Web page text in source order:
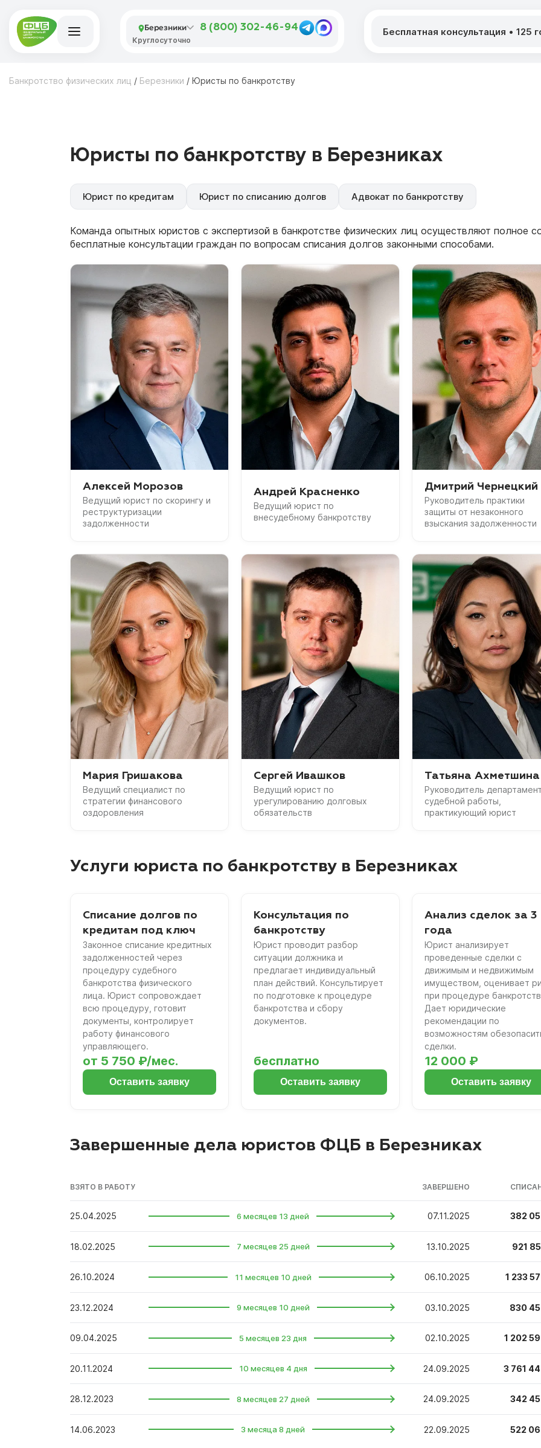
Березники 8 (800) 302-46-94
Круглосуточно
Бесплатная консультация • 125
Банкротство физических лиц / Березники / Юристы по банкротству
Юристы по банкротству в Березниках
Юрист по кредитам Юрист по списанию долгов Адвокат по банкротству
Команда опытных юристов с экспертизой в банкротстве физических лиц осуществляют полное
бесплатные консультации граждан по вопросам списания долгов законными способами.
Алексей Морозов
Ведущий юрист по скорингу и
реструктуризации
задолженности
Андрей Красненко
Ведущий юрист по
внесудебному банкротству
Дмитрий Чернецкий
Руководитель практики
защиты от незаконного
взыскания задолженности
Мария Гришакова
Ведущий специалист по
стратегии финансового
оздоровления
Сергей Ивашков
Ведущий юрист по
урегулированию долговых
обязательств
Татьяна Ахметшина
Руководитель
судебной работы,
практикующий юрист
Услуги юриста по банкротству в Березниках
Списание долгов по
кредитам под ключ
Законное списание кредитных
задолженностей через
процедуру судебного
банкротства физического
лица. Юрист сопровождает
всю процедуру, готовит
документы, контролирует
работу финансового
управляющего.
от 5 750 ₽/мес.
Оставить заявку
Консультация по
банкротству
Юрист проводит разбор
ситуации должника и
предлагает индивидуальный
план действий. Консультирует
по подготовке к процедуре
банкротства и сбору
документов.
бесплатно
Оставить заявку
Анализ сделок за 3
года
Юрист анализирует
проведенные сделки с
движимым и недвижимым
имуществом, оценивает
при процедуре
Дает юридические
рекомендации по
возможностям
сделки.
12 000 ₽
Оставить заявку
Завершенные дела юристов ФЦБ в Березниках
ВЗЯТО В РАБОТУ ЗАВЕРШЕНО
25.04.2025 6 месяцев 13 дней 07.11.2025 382
18.02.2025 7 месяцев 25 дней 13.10.2025 921
26.10.2024 11 месяцев 10 дней 06.10.2025 1 233
23.12.2024 9 месяцев 10 дней 03.10.2025 830
09.04.2025 5 месяцев 23 дня 02.10.2025 1 202
20.11.2024 10 месяцев 4 дня 24.09.2025 3 761
28.12.2023 8 месяцев 27 дней 24.09.2025 342
14.06.2023 3 месяца 8 дней 22.09.2025 522